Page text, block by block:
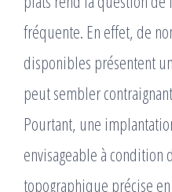
fréquente. En effet, de
disponibles présentent
peut sembler
Pourtant, une
envisageable à
topographique précise